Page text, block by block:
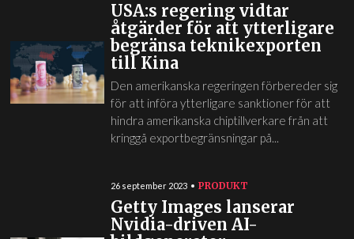
USA:s regering vidtar
åtgärder för att ytterligare
begränsa teknikexporten
till Kina
Den amerikanska regeringen förbereder sig
för att införa ytterligare sanktioner för att
hindra amerikanska chiptillverkare från att
kringgå exportbegränsningar på...
26 september 2023 PRODUKT
Getty Images lanserar
Nvidia-driven AI-